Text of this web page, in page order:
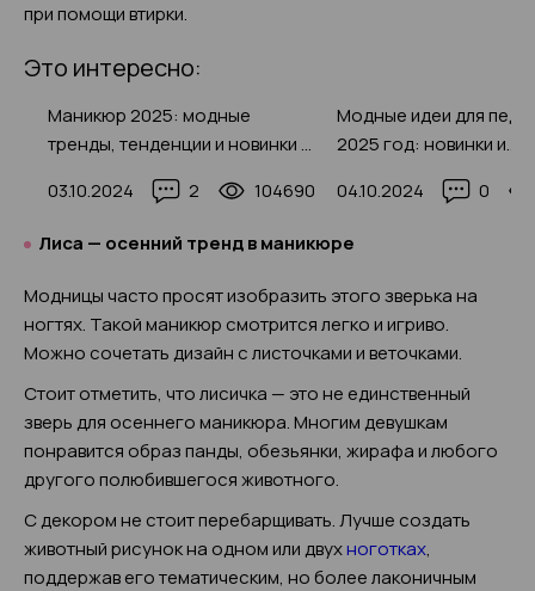
при помощи втирки.
Это интересно:
Маникюр 2025: модные
тренды, тенденции и новинки с
03.10.2024 2 104690
Модные идеи для
2025 год: новинки и
04.10.2024 0
Лиса — осенний тренд в маникюре
Модницы часто просят изобразить этого зверька на
ногтях. Такой маникюр смотрится легко и игриво.
Можно сочетать дизайн с листочками и веточками.
Стоит отметить, что лисичка — это не единственный
зверь для осеннего маникюра. Многим девушкам
понравится образ панды, обезьянки, жирафа и любого
другого полюбившегося животного.
С декором не стоит перебарщивать. Лучше создать
животный рисунок на одном или двухноготках,
поддержав его тематическим, но более лаконичным